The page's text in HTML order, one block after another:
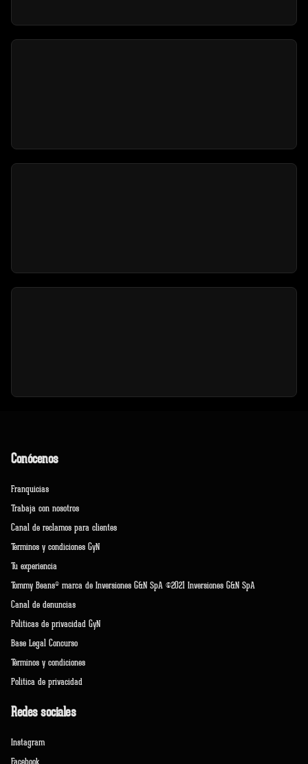
Conócenos
Franquicias
Trabaja con nosotros
Canal de reclamos para clientes
Terminos y condiciones GyN
Tu experiencia
Tommy Beans® marca de Inversiones G&N SpA ©2021 Inversiones G&N SpA
Canal de denuncias
Políticas de privacidad GyN
Base Legal Concurso
Términos y condiciones
Política de privacidad
Redes sociales
Instagram
Facebook